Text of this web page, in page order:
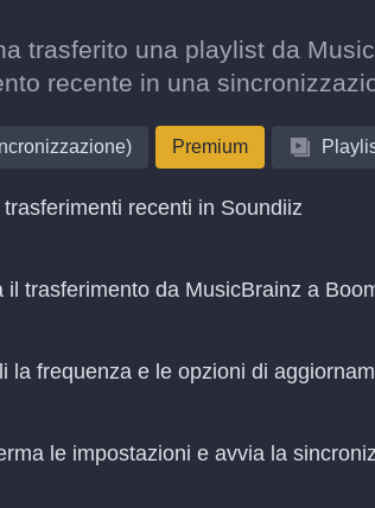
trasferito una playlist da
recente in una
Premium
recenti in Soundiiz
il trasferimento da MusicBrainz a
la frequenza e le opzioni di
le impostazioni e avvia la